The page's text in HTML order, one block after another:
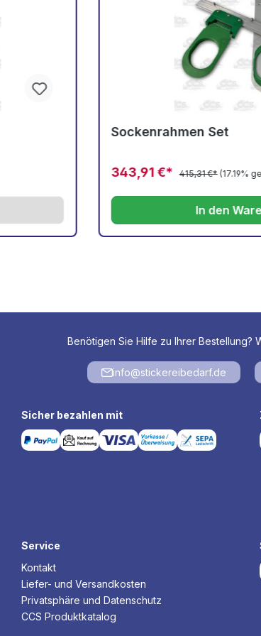
Sockenrahmen Set
343,91 €* 415,31 €* (17.19%
In den
Benötigen Sie Hilfe zu Ihrer Bestellung?
info@stickereibedarf.de
Sicher bezahlen mit
Service
Kontakt
Liefer- und Versandkosten
Privatsphäre und Datenschutz
CCS Produktkatalog